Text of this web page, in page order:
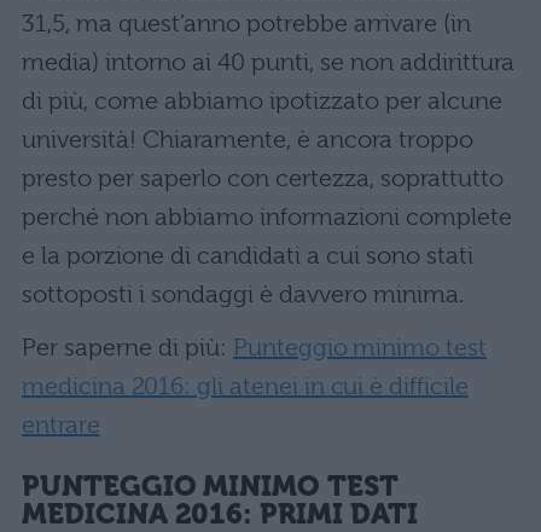
31,5, ma quest’anno potrebbe arrivare (in
media) intorno ai 40 punti, se non addirittura
di più, come abbiamo ipotizzato per alcune
università! Chiaramente, è ancora troppo
presto per saperlo con certezza, soprattutto
perché non abbiamo informazioni complete
e la porzione di candidati a cui sono stati
sottoposti i sondaggi è davvero minima.
Per saperne di più: Punteggio minimo test
medicina 2016: gli atenei in cui è difficile
entrare
PUNTEGGIO MINIMO TEST
MEDICINA 2016: PRIMI DATI